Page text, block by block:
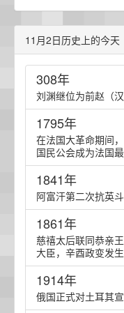
11月2日历史上的今天
308年
刘渊继位为前赵（汉
1795年
在法国大革命期间
国民公会成为法国
1841年
阿富汗第二次抗英斗
1861年
慈禧太后联同恭亲
大臣，辛酉政变发生
1914年
俄国正式对土耳其宣